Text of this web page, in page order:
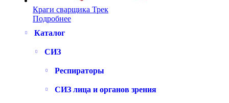
Краги сварщика Трек
Подробнее
Каталог
СИЗ
Респираторы
СИЗ лица и органов зрения